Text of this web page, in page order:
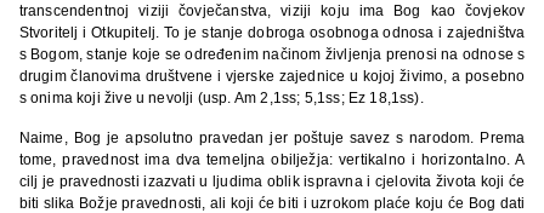
transcendentnoj viziji čovječanstva, viziji koju ima Bog kao čovjekov
Stvoritelj i Otkupitelj. To je stanje dobroga osobnoga odnosa i zajedništva
s Bogom, stanje koje se određenim načinom življenja prenosi na odnose s
drugim članovima društvene i vjerske zajednice u kojoj živimo, a posebno
s onima koji žive u nevolji (usp. Am 2,1ss; 5,1ss; Ez 18,1ss).
Naime, Bog je apsolutno pravedan jer poštuje savez s narodom. Prema
tome, pravednost ima dva temeljna obilježja: vertikalno i horizontalno. A
cilj je pravednosti izazvati u ljudima oblik ispravna i cjelovita života koji će
biti slika Božje pravednosti, ali koji će biti i uzrokom plaće koju će Bog dati